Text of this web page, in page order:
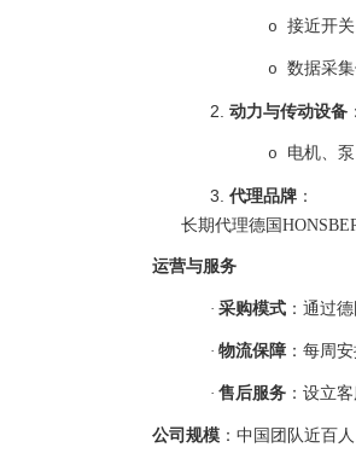
o 接近开
o 数据采
2. ‌ 动力与传动设备
o 电机、
3. ‌ 代理品牌 ：
长期代理德国
运营与服务
· 采购模式 ：通过
· 物流保障 ：每周
· 售后服务 ：设立
公司规模 ：中国团队近百